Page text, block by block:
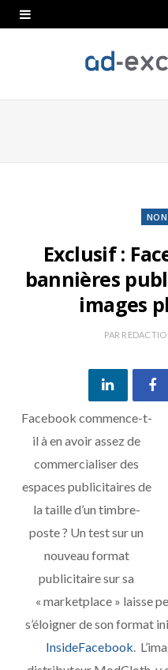
Exclusif :
bannières
images
PAR
Facebook commence-t-
il à en avoir assez de
commercialiser des
espaces publicitaires de
la taille d’un timbre-
poste ? Un test sur un
nouveau format
publicitaire sur sa
« marketplace » laisse
s’éloigner de son format
InsideFacebook.